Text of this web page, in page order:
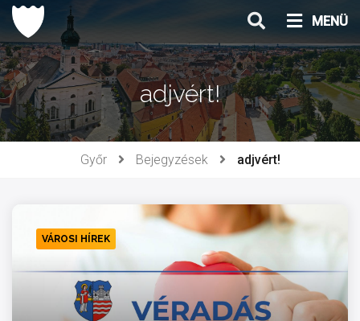
Ugrás
tartalomhoz
MENÜ
adjvért!
Győr Bejegyzések adjvért!
VÁROSI HÍREK